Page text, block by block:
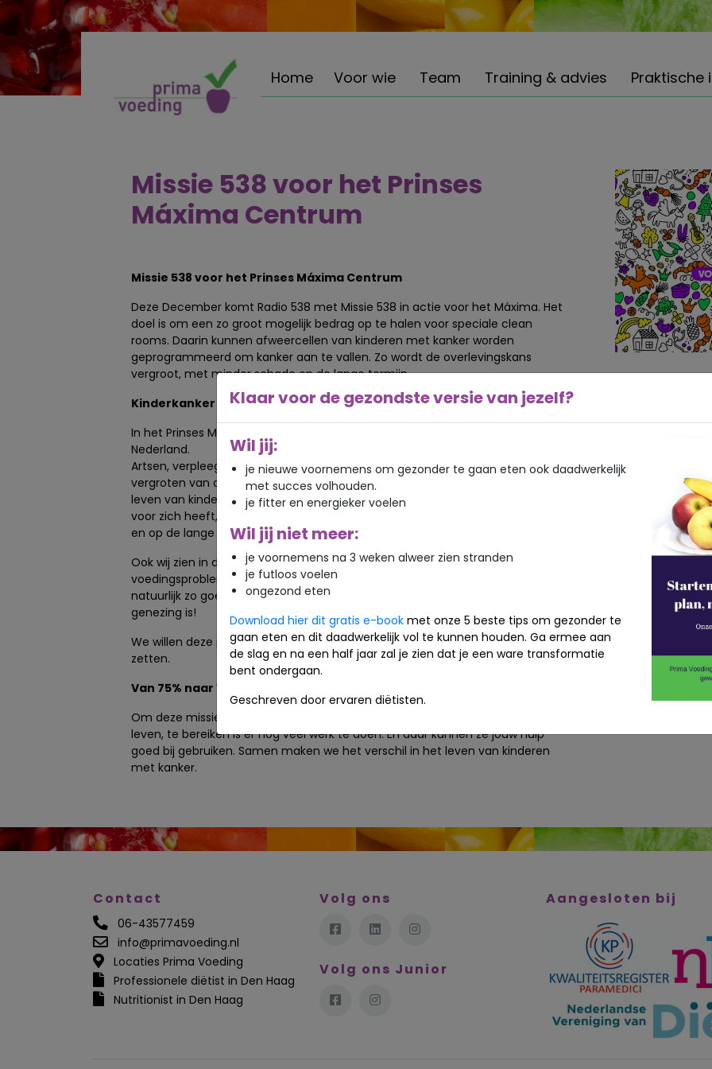
Home Voor wie Team Training & advies Praktische
Missie 538 voor het Prinses
Máxima Centrum
Missie 538 voor het Prinses Máxima Centrum
Deze December komt Radio 538 met Missie 538 in actie voor het Máxima. Het
doel is om een zo groot mogelijk bedrag op te halen voor speciale clean
rooms. Daarin kunnen afweercellen van kinderen met kanker worden
geprogrammeerd om kanker aan te vallen. Zo wordt de overlevingskans
vergroot, met minder schade op de lange termijn.
Kinderkanker in Nederland
In het Prinses Máxima Centrum behandelen ze alle kinderen met kanker in
Nederland.
Artsen, verpleegkundigen en onderzoekers werken hier nauw samen aan het
vergroten van de overlevingskans en aan het verbeteren van de kwaliteit van
leven van kinderen met kanker. Want voor een kind dat nog een heel leven
voor zich heeft, wil je dat de behandeling zo min mogelijk gevolgen heeft. Nu
en op de lange termijn.
Ook wij zien in de praktijk kinderen met kanker en bijbehorende
voedingsproblemen of gewichtsproblemen. Wij helpen deze kinderen
natuurlijk zo goed als we kunnen. Maar hoe fijn zou het zijn als er 100%
genezing is!
We willen deze prachtige missie van Radio 538 dan ook even in het zonnetje
zetten.
Van 75% naar 100% genezing
Om deze missie, ieder kind met kanker genezen met optimale kwaliteit van
leven, te bereiken is er nog veel werk te doen. En daar kunnen ze jouw hulp
goed bij gebruiken. Samen maken we het verschil in het leven van kinderen
met kanker.
Contact
06-43577459
info@primavoeding.nl
Locaties Prima Voeding
Professionele diëtist in Den Haag
Nutritionist in Den Haag
Volg ons
Volg ons Junior
Aangesloten bij
Klaar voor de gezondste versie van jezelf?
Wil jij:
je nieuwe voornemens om gezonder te gaan eten ook daadwerkelijk
met succes volhouden.
je fitter en energieker voelen
Wil jij niet meer:
je voornemens na 3 weken alweer zien stranden
je futloos voelen
ongezond eten
Download hier dit gratis e-book met onze 5 beste tips om gezonder te
gaan eten en dit daadwerkelijk vol te kunnen houden. Ga ermee aan
de slag en na een half jaar zal je zien dat je een ware transformatie
bent ondergaan.
Geschreven door ervaren diëtisten.